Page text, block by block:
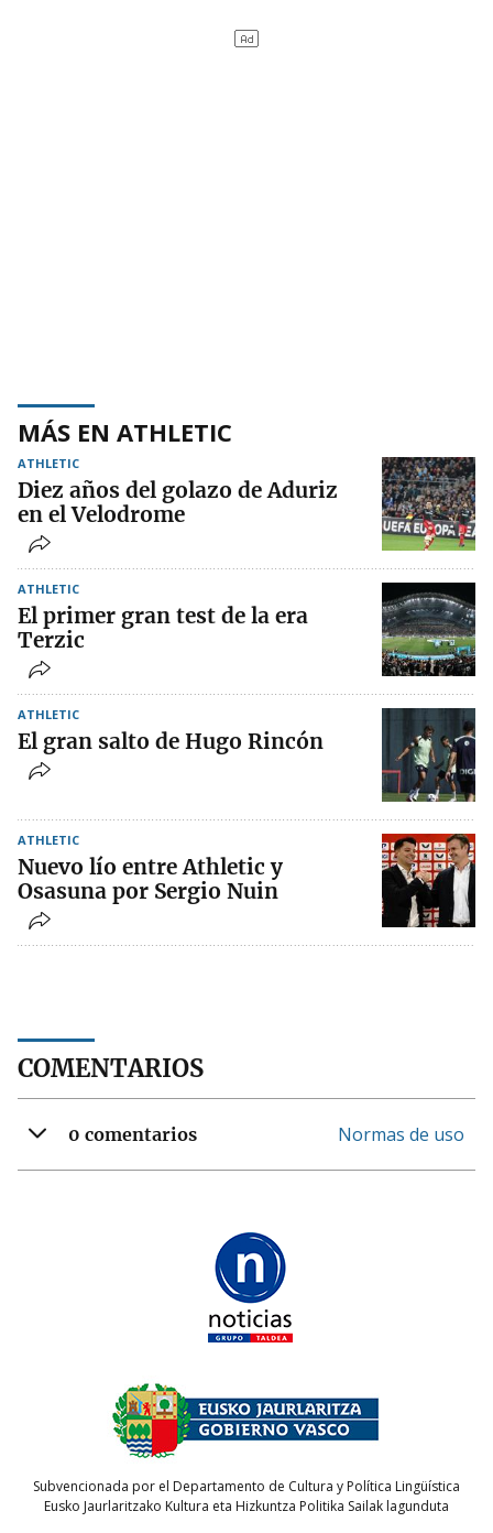
MÁS EN ATHLETIC
ATHLETIC
Diez años del golazo de Aduriz
en el Velodrome
ATHLETIC
El primer gran test de la era
Terzic
ATHLETIC
El gran salto de Hugo Rincón
ATHLETIC
Nuevo lío entre Athletic y
Osasuna por Sergio Nuin
COMENTARIOS
0 comentarios Normas de uso
Subvencionada por el Departamento de Cultura y Política Lingüística
Eusko Jaurlaritzako Kultura eta Hizkuntza Politika Sailak lagunduta